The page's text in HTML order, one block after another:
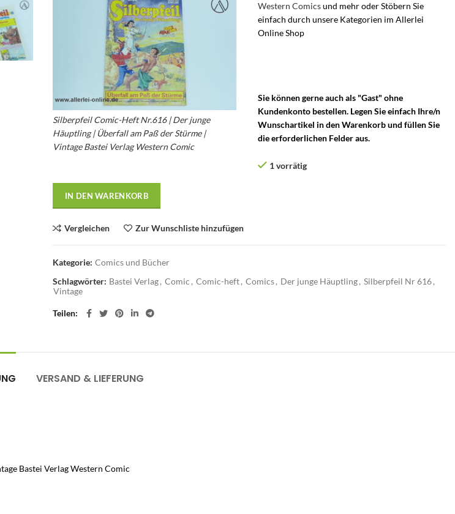
Silberpfeil Comic-Heft Nr.616 | Der junge
Häuptling | Überfall am Paß der Stürme |
Vintage Bastei Verlag Western Comic
Western Comicsund mehr oder Stöbern Sie
einfach durch unsere Kategorien im Allerlei
Online Shop
Sie können gerne auch als "Gast" ohne
Kundenkonto bestellen. Legen Sie einfach Ihre/n
Wunschartikel in den Warenkorb und füllen Sie
die erforderlichen Felder aus.
1 vorrätig
IN DEN WARENKORB
Vergleichen Zur Wunschliste hinzufügen
Kategorie: Comics und Bücher
Schlagwörter: Bastei Verlag, Comic , Comic-heft, Comics, Der junge Häuptling, Silberpfeil Nr 616,
Vintage
Teilen
VERSAND & LIEFERUNG
Bastei Verlag Western Comic